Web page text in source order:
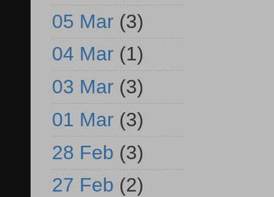
05 Mar (3)
04 Mar (1)
03 Mar (3)
01 Mar (3)
28 Feb (3)
27 Feb (2)